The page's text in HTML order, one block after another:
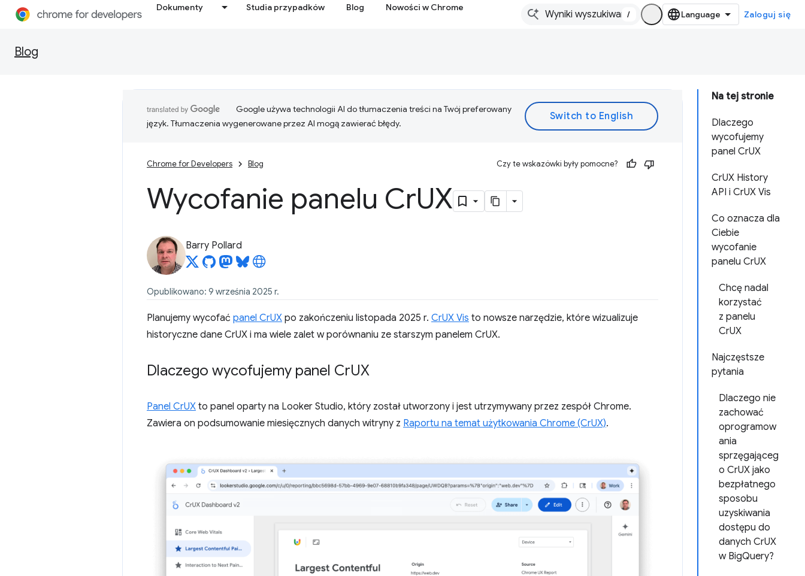
Dokumenty Studia przypadków Blog Nowości w Chrome
/ Zaloguj się
Blog
Na tej stronie
Dlaczego
wycofujemy
panel CrUX
CrUX History
API i CrUX Vis
Co oznacza dla
Ciebie
wycofanie
panelu CrUX
Chcę nadal
korzystać
z panelu
CrUX
Najczęstsze
pytania
Dlaczego nie
zachować
oprogramow
ania
sprzęgająceg
o CrUX jako
bezpłatnego
sposobu
uzyskiwania
dostępu do
danych CrUX
w BigQuery?
Google używa technologii AI do tłumaczenia treści na Twój preferowany
język. Tłumaczenia wygenerowane przez AI mogą zawierać błędy.
Chrome for Developers Blog Czy te wskazówki były pomocne?
Wycofanie panelu CrUX
Barry Pollard
Opublikowano: 9 września 2025 r.
Planujemy wycofać panel CrUX po zakończeniu listopada 2025 r. CrUX Vis to nowsze narzędzie, które wizualizuje
historyczne dane CrUX i ma wiele zalet w porównaniu ze starszym panelem CrUX.
Dlaczego wycofujemy panel CrUX
Panel CrUX to panel oparty na Looker Studio, który został utworzony i jest utrzymywany przez zespół Chrome.
Zawiera on podsumowanie miesięcznych danych witryny z Raportu na temat użytkowania Chrome (CrUX).